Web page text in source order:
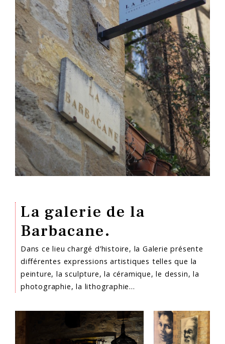
La galerie de la
Barbacane.
Dans ce lieu chargé d’histoire, la Galerie présente
différentes expressions artistiques telles que la
peinture, la sculpture, la céramique, le dessin, la
photographie, la lithographie…